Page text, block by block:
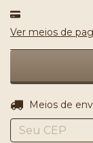
Ver meios de
Entregas para o
Meios de